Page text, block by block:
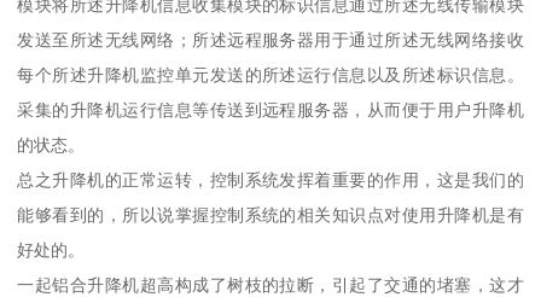
模块将所述升降机信息收集模块的标识信息通过所述无线传输模块
发送至所述无线网络；所述远程服务器用于通过所述无线网络接收
每个所述升降机监控单元发送的所述运行信息以及所述标识信息。
采集的升降机运行信息等传送到远程服务器，从而便于用户升降机
的状态。
总之升降机的正常运转，控制系统发挥着重要的作用，这是我们的
能够看到的，所以说掌握控制系统的相关知识点对使用升降机是有
好处的。
一起铝合升降机超高构成了树枝的拉断，引起了交通的堵塞，这才